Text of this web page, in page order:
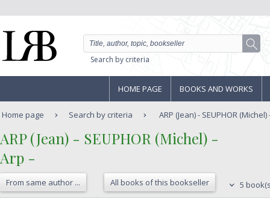
Search by criteria
HOME PAGE BOOKS AND WORKS
Home page Search by criteria ARP (Jean) - SEUPHOR (Michel)
‎ARP (Jean) - SEUPHOR (Michel) - ‎
‎Arp - ‎
From same author ... All books of this bookseller 5